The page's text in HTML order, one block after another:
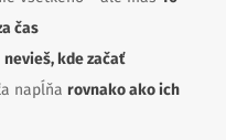
čas
nevieš, kde začať
napĺňa rovnako ako ich